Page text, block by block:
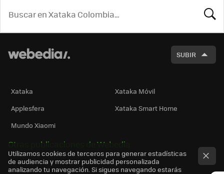
SUBIR
Xataka
Xataka Móvil
Applesfera
Xataka Smart Home
Mundo Xiaomi
Otras publicaciones de Webedia
Utilizamos cookies de terceros para generar estadísticas
de audiencia y mostrar publicidad personalizada
analizando tu navegación. Si sigues navegando estarás